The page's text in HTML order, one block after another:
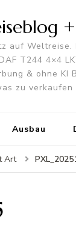
auf
T244 4×4
& ohne KI
zu verkaufen
Ausbau
Art